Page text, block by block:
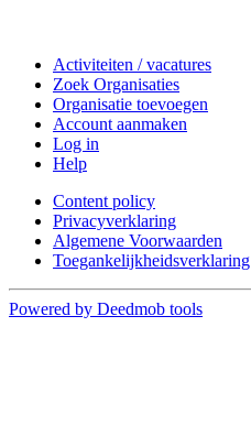
Activiteiten / vacatures
Zoek Organisaties
Organisatie toevoegen
Account aanmaken
Log in
Help
Content policy
Privacyverklaring
Algemene Voorwaarden
Toegankelijkheidsverklaring
Powered by Deedmob tools